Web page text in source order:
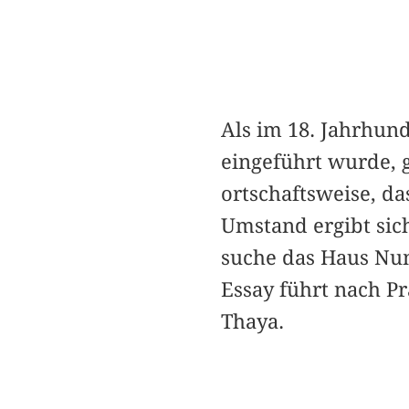
Als im 18.
eingeführt wurde,
ortschaftsweise,
Umstand ergibt
suche das Haus
Essay führt nach
Thaya.